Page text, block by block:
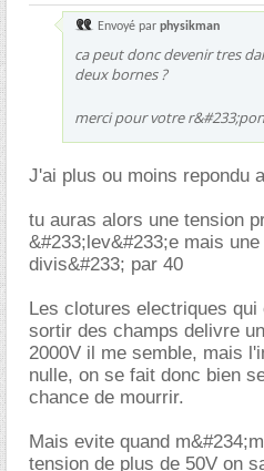
Envoyé par physikman
ca peut donc devenir tres
deux bornes ?
merci pour votre
J'ai plus ou moins repondu
tu auras alors une tension
&#233;lev&#233;e mais
divis&#233; par 40
Les clotures electriques
sortir des champs delivre
2000V il me semble, mais
nulle, on se fait donc bien
chance de mourrir.
Mais evite quand
tension de plus de 50V on